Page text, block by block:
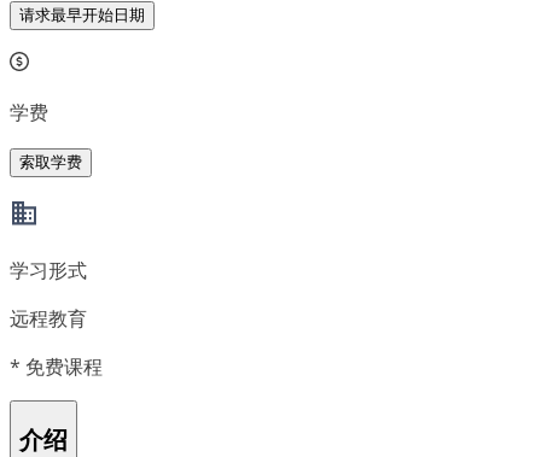
请求最早开始日期
学费
索取学费
学习形式
远程教育
* 免费课程
介绍